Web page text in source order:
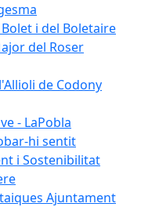
i del Boletaire
del Roser
de Codony
- LaPobla
hi sentit
i Sostenibilitat
Ajuntament